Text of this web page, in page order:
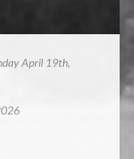
April 19th,